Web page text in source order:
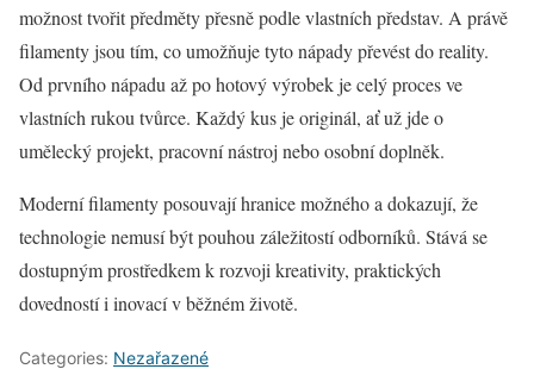
možnost tvořit předměty přesně podle vlastních představ. A právě
filamenty jsou tím, co umožňuje tyto nápady převést do reality.
Od prvního nápadu až po hotový výrobek je celý proces ve
vlastních rukou tvůrce. Každý kus je originál, ať už jde o
umělecký projekt, pracovní nástroj nebo osobní doplněk.
Moderní filamenty posouvají hranice možného a dokazují, že
technologie nemusí být pouhou záležitostí odborníků. Stává se
dostupným prostředkem k rozvoji kreativity, praktických
dovedností i inovací v běžném životě.
Categories: Nezařazené